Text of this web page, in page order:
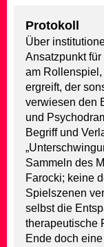
Protokoll
Über
Ansatzpunkt für
am
ergreift, der
verwiesen den
und
Begriff und
Sammeln des
Farocki; keine
Spielszenen
selbst die
therapeutische
Ende doch